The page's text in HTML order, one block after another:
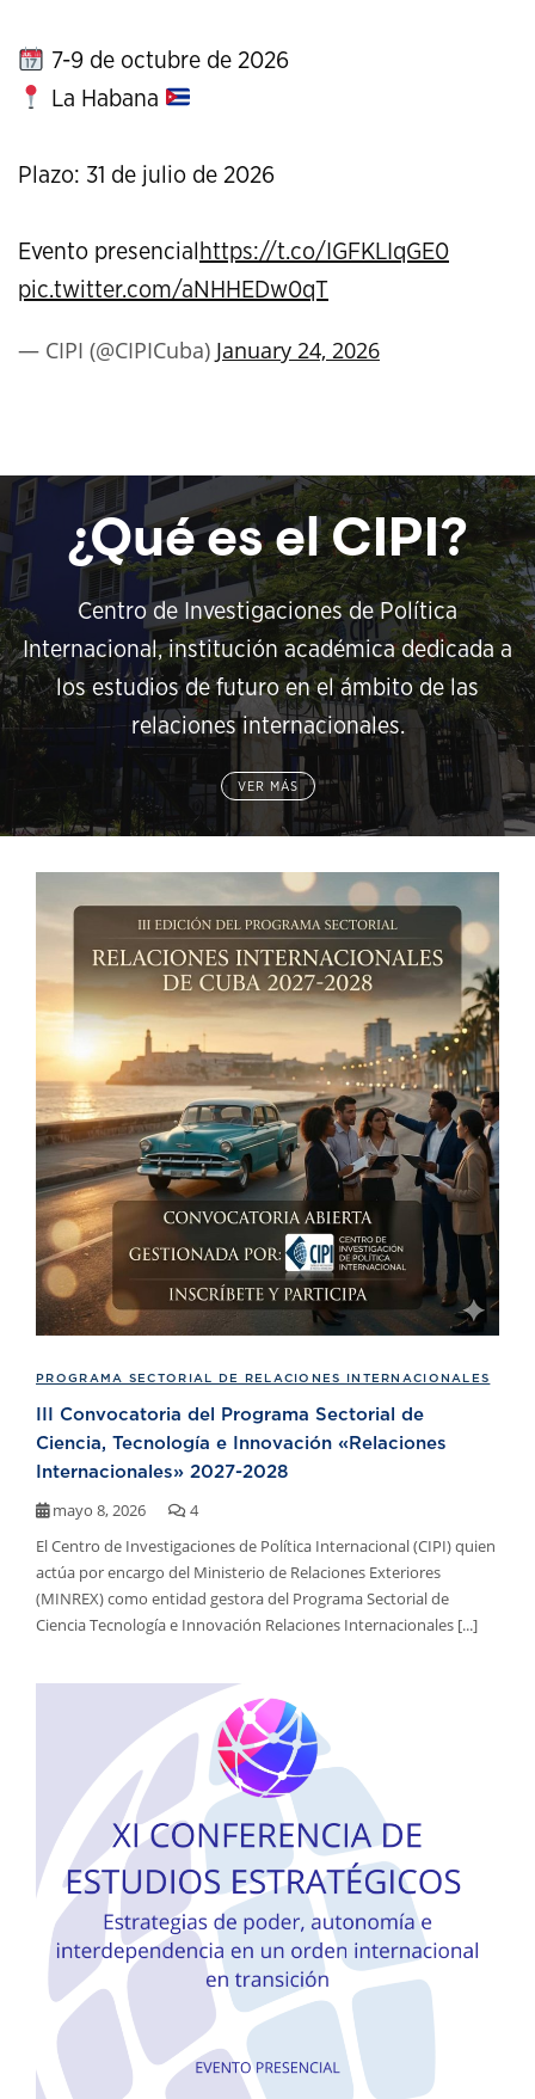
7-9 de octubre de 2026
La Habana
Plazo: 31 de julio de 2026
Evento presencial https://t.co/IGFKLIqGE0
pic.twitter.com/aNHHEDw0qT
— CIPI (@CIPICuba) January 24, 2026
¿Qué es el CIPI?
Centro de Investigaciones de Política
Internacional, institución académica dedicada a
los estudios de futuro en el ámbito de las
relaciones internacionales.
VER MÁS
PROGRAMA SECTORIAL DE RELACIONES INTERNACIONALES
III Convocatoria del Programa Sectorial de
Ciencia, Tecnología e Innovación «Relaciones
Internacionales» 2027-2028
mayo 8, 2026
4
El Centro de Investigaciones de Política Internacional (CIPI) quien
actúa por encargo del Ministerio de Relaciones Exteriores
(MINREX) como entidad gestora del Programa Sectorial de
Ciencia Tecnología e Innovación Relaciones Internacionales [...]